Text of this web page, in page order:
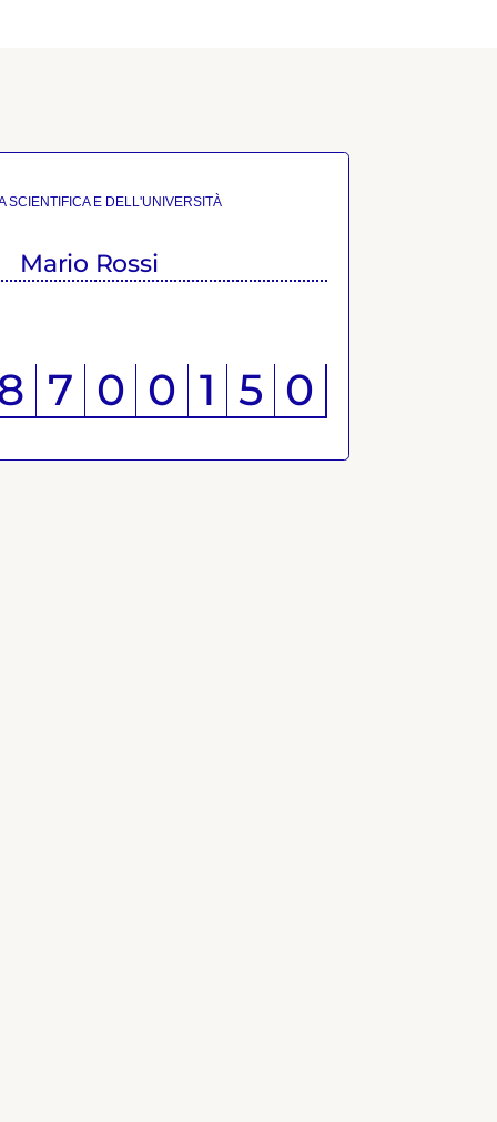
SCIENTIFICA E DELL'UNIVERSITÀ
Mario Rossi
7 0 0 1 5 0